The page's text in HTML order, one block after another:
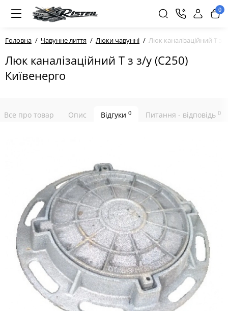
0
Головна Чавунне лиття Люки чавунні Люк каналізаційний Т з
Люк каналізаційний Т з з/у (С250)
Київенерго
Все про товар Опис Відгуки 0 Питання - відповідь 0